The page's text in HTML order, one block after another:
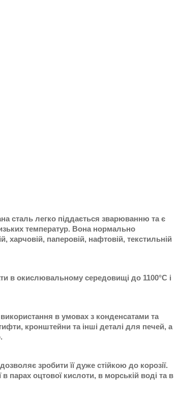
сталь легко піддається зварюванню та є
температур. Вона нормально
харчовій, паперовій, нафтовій, текстильній
в окислювальному середовищі до 1100°С і
в умовах з конденсатами та
кронштейни та інші деталі для печей, а
зробити її дуже стійкою до корозії.
парах оцтової кислоти, в морській воді та в